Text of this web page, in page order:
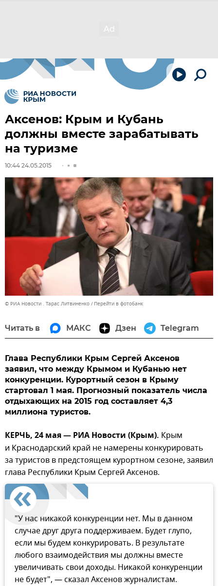
Аксенов: Крым и Кубань
должны вместе зарабатывать
на туризме
10:44 24.05.2015
© РИА Новости . Тарас Литвиненко Перейти в фотобанк
Читать в МАКС Дзен Telegram
Глава Республики Крым Сергей Аксенов
заявил, что между Крымом и Кубанью нет
конкуренции. Курортный сезон в Крыму
стартовал 1 мая. Прогнозный показатель числа
отдыхающих на 2015 год составляет 4,3
миллиона туристов.
КЕРЧЬ, 24 мая — РИА Новости (Крым). Крым
и Краснодарский край не намерены конкурировать
за туристов в предстоящем курортном сезоне, заявил
глава Республики Крым Сергей Аксенов.
"У нас никакой конкуренции нет. Мы в данном
случае друг друга поддерживаем. Будет глупо,
если мы будем конкурировать. В результате
любого взаимодействия мы должны вместе
увеличивать свои доходы. Никакой конкуренции
не будет", — сказал Аксенов журналистам.